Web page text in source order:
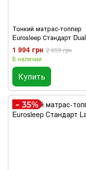
Тонкий матрас-топпер
Eurosleep Стандарт Dual
1 994 грн 2 659 грн
В наличии
Купить